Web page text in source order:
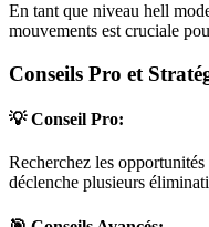
En tant que niveau hell
mouvements est cruciale
Conseils Pro et
💡 Conseil Pro:
Recherchez les
déclenche plusieurs